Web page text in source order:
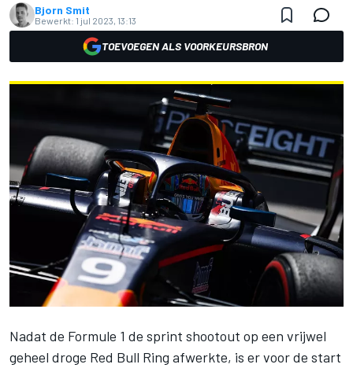
Bjorn Smit
Bewerkt: 1 jul 2023, 13:13
TOEVOEGEN ALS VOORKEURSBRON
Nadat de Formule 1 de sprint shootout op een vrijwel
geheel droge Red Bull Ring afwerkte, is er voor de start